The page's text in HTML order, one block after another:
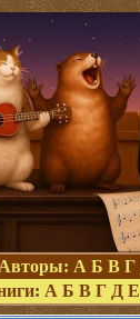
Авторы: А Б В Г
А Б В Г Д Е